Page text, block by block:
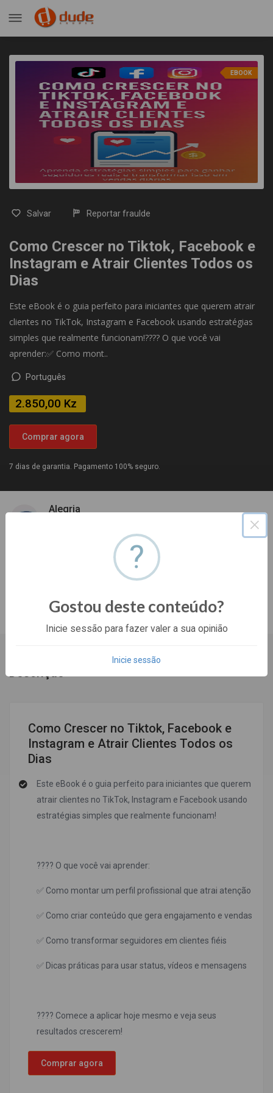
EBOOK
Salvar Reportar fraulde
Como Crescer no Tiktok, Facebook e
Instagram e Atrair Clientes Todos os
Dias
Este eBook é o guia perfeito para iniciantes que querem atrair
clientes no TikTok, Instagram e Facebook usando estratégias
simples que realmente funcionam!???? O que você vai
aprender:✅ Como mont..
Português
2.850,00 Kz
Comprar agora
7 dias de garantia. Pagamento 100% seguro.
Alegria
Sobre o Ebook
Descrição
Como Crescer no Tiktok, Facebook e
Instagram e Atrair Clientes Todos os
Dias
Este eBook é o guia perfeito para iniciantes que querem
atrair clientes no TikTok, Instagram e Facebook usando
estratégias simples que realmente funcionam!
???? O que você vai aprender:
✅ Como montar um perfil profissional que atrai atenção
✅ Como criar conteúdo que gera engajamento e vendas
✅ Como transformar seguidores em clientes fiéis
✅ Dicas práticas para usar status, vídeos e mensagens
???? Comece a aplicar hoje mesmo e veja seus
resultados crescerem!
Comprar agora
?
Gostou deste conteúdo?
×
Inicie sessão para fazer valer a sua opinião
Inicie sessão